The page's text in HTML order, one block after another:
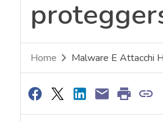
Home Malware E Attacchi